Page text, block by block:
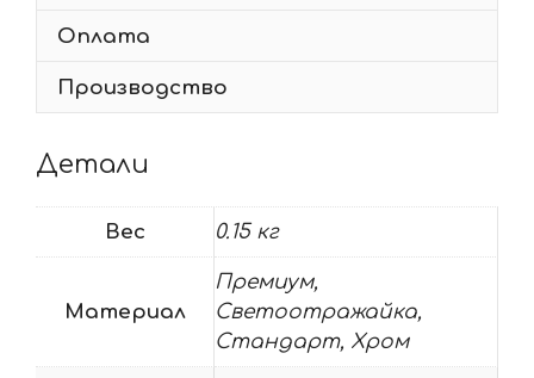
Оплата
Производство
Детали
Вес 0.15 кг
Материал
Премиум,
Светоотражайка,
Стандарт, Хром